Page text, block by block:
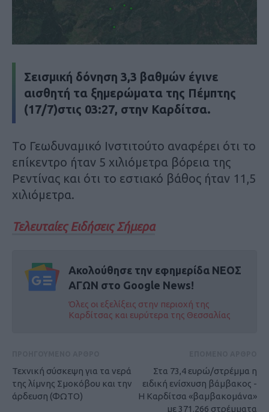
Σεισμική δόνηση 3,3 βαθμών έγινε
αισθητή τα ξημερώματα της Πέμπτης
(17/7)στις 03:27, στην Καρδίτσα.
Το Γεωδυναμικό Ινστιτούτο αναφέρει ότι το
επίκεντρο ήταν 5 χιλιόμετρα βόρεια της
Ρεντίνας και ότι το εστιακό βάθος ήταν 11,5
χιλιόμετρα.
Τελευταίες Ειδήσεις Σήμερα
Ακολούθησε την εφημερίδα ΝΕΟΣ
ΑΓΩΝ στο Google News!
Όλες οι εξελίξεις στην περιοχή της
Καρδίτσας και ευρύτερα της Θεσσαλίας
Τεχνική σύσκεψη για τα νερά
της λίμνης Σμοκόβου και την
άρδευση (ΦΩΤΟ)
Στα 73,4 ευρώ/στρέμμα η
ειδική ενίσχυση βάμβακος -
Η Καρδίτσα «βαμβακομάνα»
με 371.266 στρέμματα